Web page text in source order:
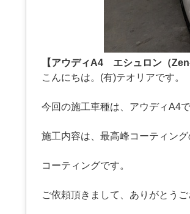
【アウディA4 エシュロン（
こんにちは。(有)テオリアです。
今回の施工車種は、アウディA4で
施工内容は、最高峰コーティン
コーティングです。
ご依頼頂きまして、ありがとうご